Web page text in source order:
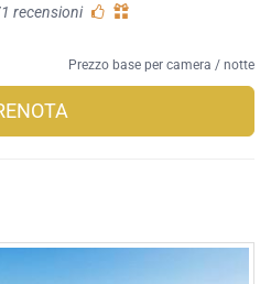
recensioni
Prezzo base per camera / notte